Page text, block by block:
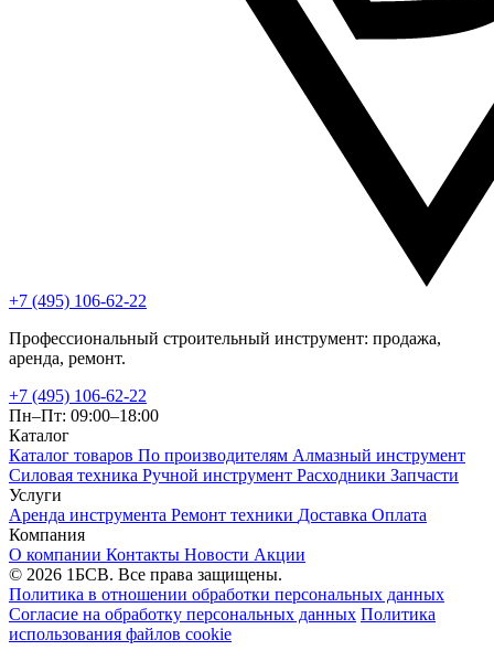
+7 (495) 106-62-22
Профессиональный строительный инструмент: продажа,
аренда, ремонт.
+7 (495) 106-62-22
Пн–Пт: 09:00–18:00
Каталог
Каталог товаров По производителям Алмазный инструмент
Силовая техника Ручной инструмент Расходники Запчасти
Услуги
Аренда инструмента Ремонт техники Доставка Оплата
Компания
О компании Контакты Новости Акции
© 2026 1БСВ. Все права защищены.
Политика в отношении обработки персональных данных
Согласие на обработку персональных данных Политика
использования файлов cookie